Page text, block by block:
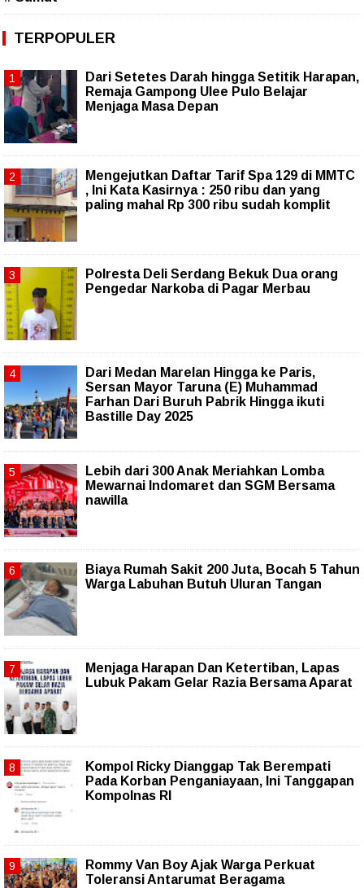
TERPOPULER
Dari Setetes Darah hingga Setitik Harapan,
Remaja Gampong Ulee Pulo Belajar
Menjaga Masa Depan
Mengejutkan Daftar Tarif Spa 129 di MMTC
, Ini Kata Kasirnya : 250 ribu dan yang
paling mahal Rp 300 ribu sudah komplit
Polresta Deli Serdang Bekuk Dua orang
Pengedar Narkoba di Pagar Merbau
‎Dari Medan Marelan Hingga ke Paris,
Sersan Mayor Taruna (E) Muhammad
Farhan Dari Buruh Pabrik Hingga ikuti
Bastille Day 2025
Lebih dari 300 Anak Meriahkan Lomba
Mewarnai Indomaret dan SGM Bersama
nawilla
Biaya Rumah Sakit 200 Juta, Bocah 5 Tahun
Warga Labuhan Butuh Uluran Tangan
Menjaga Harapan Dan Ketertiban, Lapas
Lubuk Pakam Gelar Razia Bersama Aparat
Kompol Ricky Dianggap Tak Berempati
Pada Korban Penganiayaan, Ini Tanggapan
Kompolnas RI
Rommy Van Boy Ajak Warga Perkuat
Toleransi Antarumat Beragama